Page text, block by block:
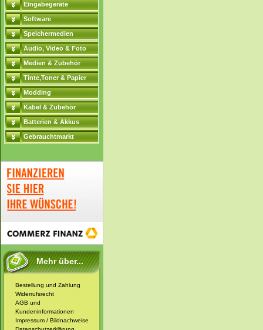
Eingabegeräte
Software
Speichermedien
Audio, Video & Foto
Medien & Zubehör
Tinte,Toner & Papier
Modding
Kabel & Zubehör
Batterien & Akkus
Gebrauchtmarkt
Mehr über...
Bestellung und Zahlung
Widerrufsrecht
AGB und
Kundeninformationen
Impressum / Bildnachweise